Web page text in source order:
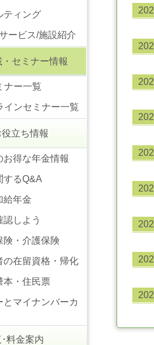
ティング
ービス/施設紹介
・セミナー情報
ナー一覧
インセミナー一覧
立ち情報
お得な年金情報
するQ&A
給年金
しよう
険・介護保険
の在留資格・帰化
本・住民票
とマイナンバーカ
料金案内